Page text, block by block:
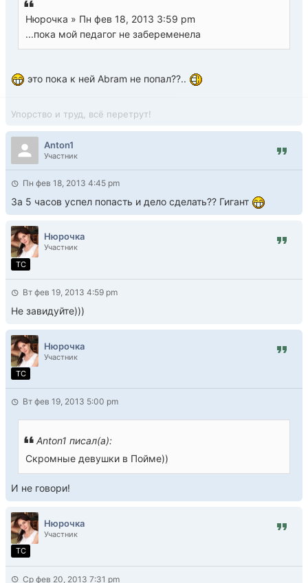
Нюрочка » Пн фев 18, 2013 3:59 pm
...пока мой педагог не забеременела
это пока к ней Abram не попал??..
Упорство и труд, всё перетрут!
Anton1
Участник
Пн фев 18, 2013 4:45 pm
За 5 часов успел попасть и дело сделать?? Гигант
Нюрочка
Участник
TC
Вт фев 19, 2013 4:59 pm
Не завидуйте)))
Нюрочка
Участник
TC
Вт фев 19, 2013 5:00 pm
Anton1 писал(а):
Скромные девушки в Пойме))
И не говори!
Нюрочка
Участник
TC
Ср фев 20, 2013 7:31 pm